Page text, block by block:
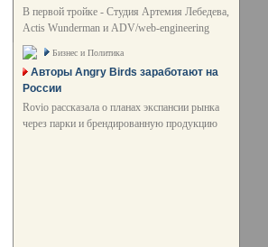
В первой тройке - Студия Артемия Лебедева,
Actis Wunderman и ADV/web-engineering
Бизнес и Политика
Авторы Angry Birds заработают на
России
Rovio рассказала о планах экспансии рынка
через парки и брендированную продукцию